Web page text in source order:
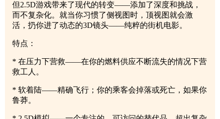
但2.5D游戏带来了现代的转变——添加了深度和挑战，
而不复杂化。就当你习惯了侧视图时，顶视图就会激
活，扔你进了动态的3D镜头——纯粹的街机电影。
特点：
* 在压力下营救——在你的燃料供应不断流失的情况下营
救工人。
* 软着陆——精确飞行；你的乘客会掉落或死亡，如果你
鲁莽。